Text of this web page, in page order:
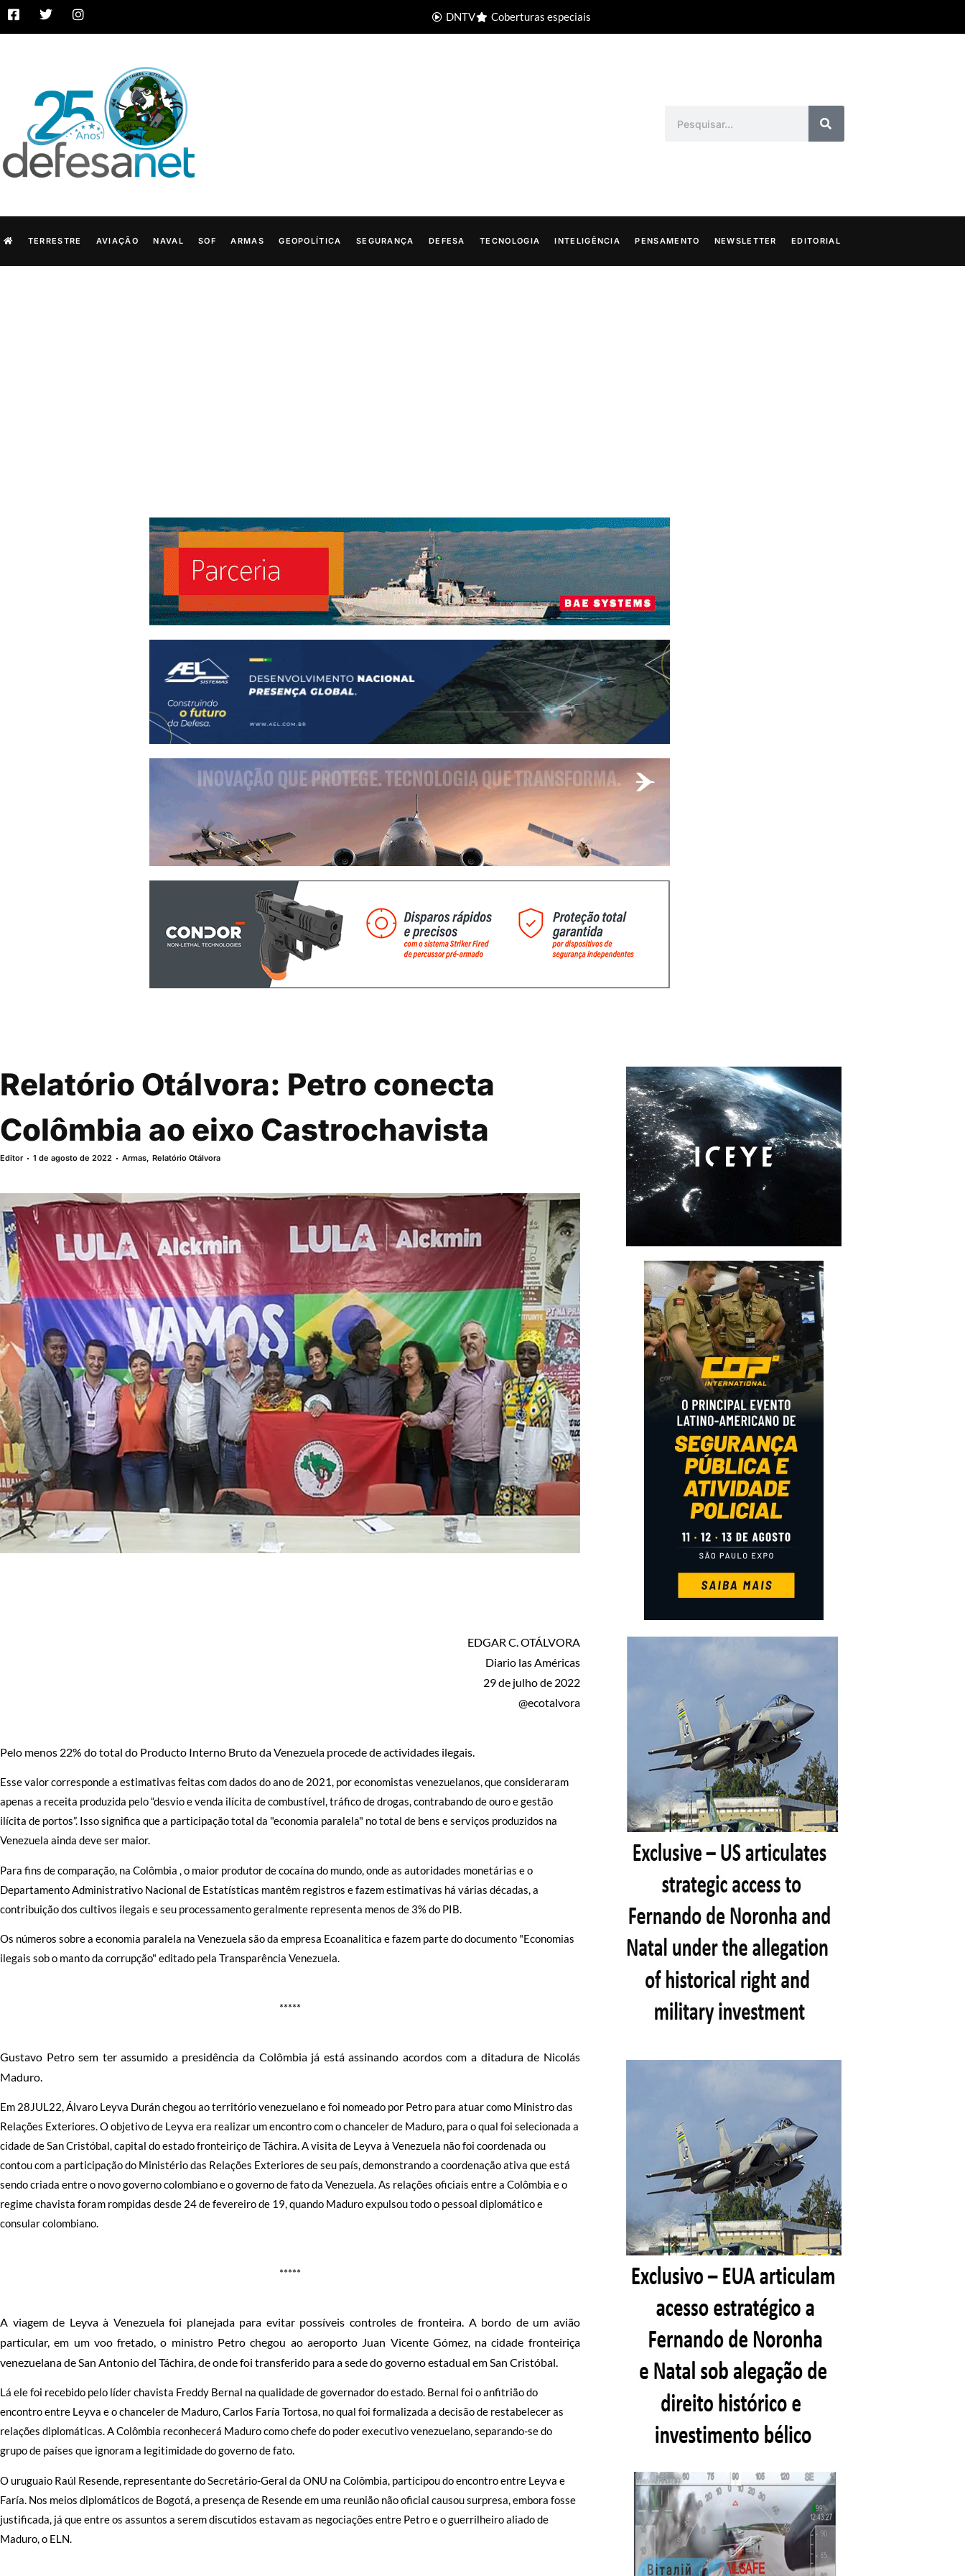
DNTV Coberturas especiais
TERRESTRE AVIAÇÃO NAVAL SOF ARMAS GEOPOLÍTICA SEGURANÇA DEFESA TECNOLOGIA INTELIGÊNCIA PENSAMENTO NEWSLETTER EDITORIAL
Relatório Otálvora: Petro conecta
Colômbia ao eixo Castrochavista
Editor 1 de agosto de 2022 Armas,Relatório Otálvora
EDGAR C. OTÁLVORA
Diario las Américas
29 de julho de 2022
@ecotalvora
Pelo menos 22% do total do Producto Interno Bruto da Venezuela procede de actividades ilegais.
Esse valor corresponde a estimativas feitas com dados do ano de 2021, por economistas venezuelanos, que consideraram
apenas a receita produzida pelo “desvio e venda ilícita de combustível, tráfico de drogas, contrabando de ouro e gestão
ilícita de portos”. Isso significa que a participação total da "economia paralela" no total de bens e serviços produzidos na
Venezuela ainda deve ser maior.
Para fins de comparação, na Colômbia , o maior produtor de cocaína do mundo, onde as autoridades monetárias e o
Departamento Administrativo Nacional de Estatísticas mantêm registros e fazem estimativas há várias décadas, a
contribuição dos cultivos ilegais e seu processamento geralmente representa menos de 3% do PIB.
Os números sobre a economia paralela na Venezuela são da empresa Ecoanalitica e fazem parte do documento "Economias
ilegais sob o manto da corrupção" editado pela Transparência Venezuela.
*****
Gustavo Petro sem ter assumido a presidência da Colômbia já está assinando acordos com a ditadura de Nicolás
Maduro.
Em 28JUL22, Álvaro Leyva Durán chegou ao território venezuelano e foi nomeado por Petro para atuar como Ministro das
Relações Exteriores. O objetivo de Leyva era realizar um encontro com o chanceler de Maduro, para o qual foi selecionada a
cidade de San Cristóbal, capital do estado fronteiriço de Táchira. A visita de Leyva à Venezuela não foi coordenada ou
contou com a participação do Ministério das Relações Exteriores de seu país, demonstrando a coordenação ativa que está
sendo criada entre o novo governo colombiano e o governo de fato da Venezuela. As relações oficiais entre a Colômbia e o
regime chavista foram rompidas desde 24 de fevereiro de 19, quando Maduro expulsou todo o pessoal diplomático e
consular colombiano.
*****
A viagem de Leyva à Venezuela foi planejada para evitar possíveis controles de fronteira. A bordo de um avião
particular, em um voo fretado, o ministro Petro chegou ao aeroporto Juan Vicente Gómez, na cidade fronteiriça
venezuelana de San Antonio del Táchira, de onde foi transferido para a sede do governo estadual em San Cristóbal.
Lá ele foi recebido pelo líder chavista Freddy Bernal na qualidade de governador do estado. Bernal foi o anfitrião do
encontro entre Leyva e o chanceler de Maduro, Carlos Faría Tortosa, no qual foi formalizada a decisão de restabelecer as
relações diplomáticas. A Colômbia reconhecerá Maduro como chefe do poder executivo venezuelano, separando-se do
grupo de países que ignoram a legitimidade do governo de fato.
O uruguaio Raúl Resende, representante do Secretário-Geral da ONU na Colômbia, participou do encontro entre Leyva e
Faría. Nos meios diplomáticos de Bogotá, a presença de Resende em uma reunião não oficial causou surpresa, embora fosse
justificada, já que entre os assuntos a serem discutidos estavam as negociações entre Petro e o guerrilheiro aliado de
Maduro, o ELN.